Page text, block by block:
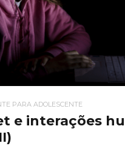
PARA ADOLESCENTE
e interações